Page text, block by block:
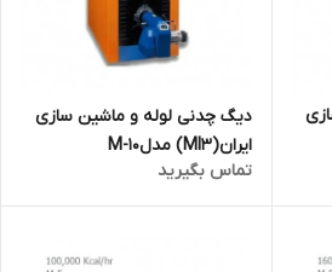
دیگ چدنی لوله و ماشین سازی
ایران(MI3) مدلM-10
تماس بگیرید